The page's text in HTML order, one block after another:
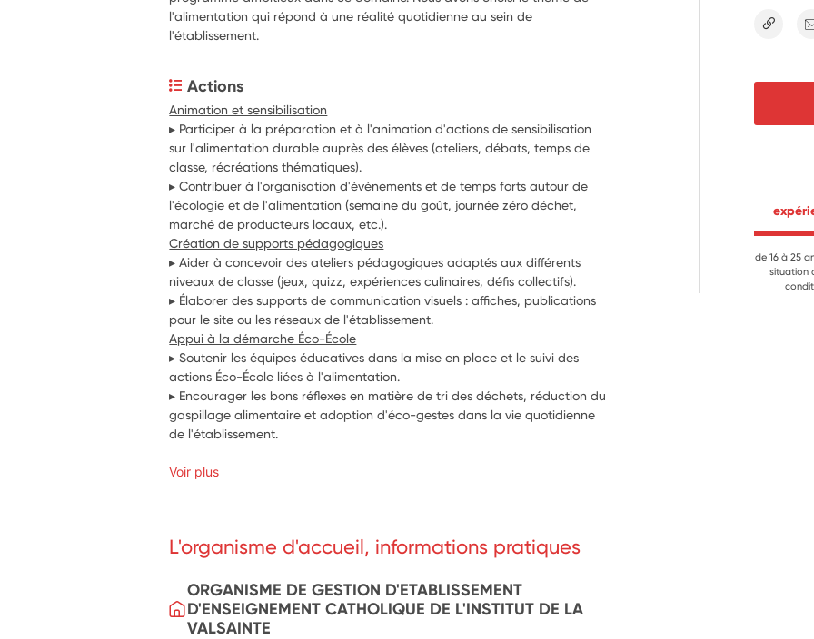
l'alimentation qui répond à une réalité quotidienne au sein de
l'établissement.
Actions
Animation et sensibilisation
▸ Participer à la préparation et à l'animation d'actions de sensibilisation
sur l'alimentation durable auprès des élèves (ateliers, débats, temps de
classe, récréations thématiques).
▸ Contribuer à l'organisation d'événements et de temps forts autour de
l'écologie et de l'alimentation (semaine du goût, journée zéro déchet,
marché de producteurs locaux, etc.).
Création de supports pédagogiques
▸ Aider à concevoir des ateliers pédagogiques adaptés aux différents
niveaux de classe (jeux, quizz, expériences culinaires, défis collectifs).
▸ Élaborer des supports de communication visuels : affiches, publications
pour le site ou les réseaux de l'établissement.
Appui à la démarche Éco-École
▸ Soutenir les équipes éducatives dans la mise en place et le suivi des
actions Éco-École liées à l'alimentation.
▸ Encourager les bons réflexes en matière de tri des déchets, réduction du
gaspillage alimentaire et adoption d'éco-gestes dans la vie quotidienne
de l'établissement.
Voir plus
L'organisme d'accueil, informations pratiques
ORGANISME DE GESTION D'ETABLISSEMENT
D'ENSEIGNEMENT CATHOLIQUE DE L'INSTITUT DE LA
VALSAINTE
de 16 à 25
situation